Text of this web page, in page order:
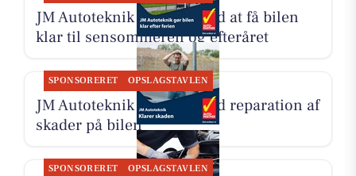
JM Autoteknik hjælper med at få bilen
klar til sensommeren og efteråret
SPONSORERET OPSLAGSTAVLEN
JM Autoteknik hjælper med reparation af
skader på bilen
SPONSORERET OPSLAGSTAVLEN